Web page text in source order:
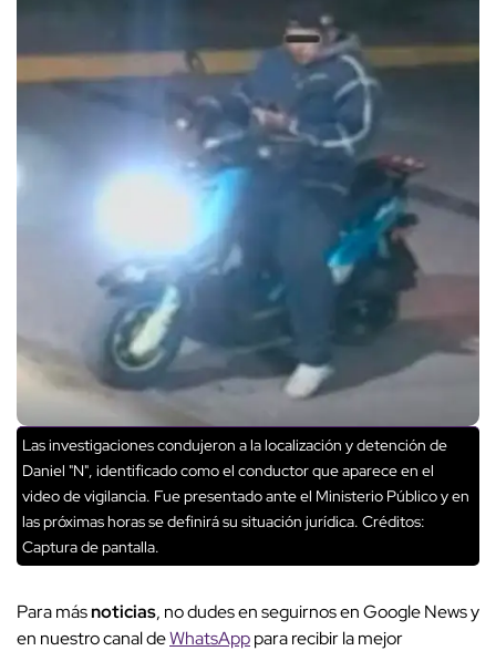
Las investigaciones condujeron a la localización y detención de
Daniel "N", identificado como el conductor que aparece en el
video de vigilancia. Fue presentado ante el Ministerio Público y en
las próximas horas se definirá su situación jurídica. Créditos:
Captura de pantalla.
Para másnoticias, no dudes en seguirnos en Google News y
en nuestro canal deWhatsApppara recibir la mejor